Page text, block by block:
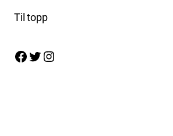
Til topp
Facebook Twitter Instagram